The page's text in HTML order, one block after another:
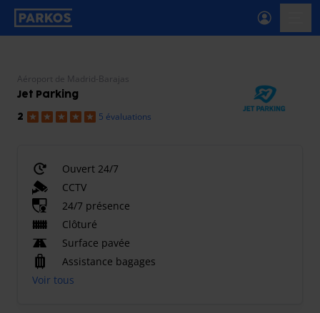
étiquette-de-navigation-principale
Aéroport de Madrid-Barajas
Jet Parking
2 5 évaluations
Ouvert 24/7
CCTV
24/7 présence
Clôturé
Surface pavée
Assistance bagages
Voir tous